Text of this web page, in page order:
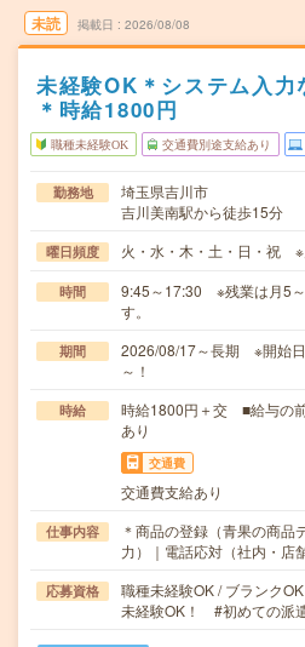
未読 掲載日 2026/08/08
未経験OK＊システム入力
＊時給1800円
職種未経験OK 交通費別途支給あり
勤務地
埼玉県吉川市
吉川美南駅から徒歩15分
曜日頻度 火・水・木・土・日・祝 ※
時間
9:45～17:30 ※残業は月5
す。
期間
2026/08/17～長期 ※開始
～！
時給
時給1800円＋交 ■給与の
あり
交通費
交通費支給あり
仕事内容
＊商品の登録（青果の商品
力）｜電話応対（社内・
応募資格
職種未経験OK / ブランク
未経験OK！ #初めての派